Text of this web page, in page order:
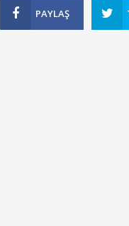
PAYLAŞ